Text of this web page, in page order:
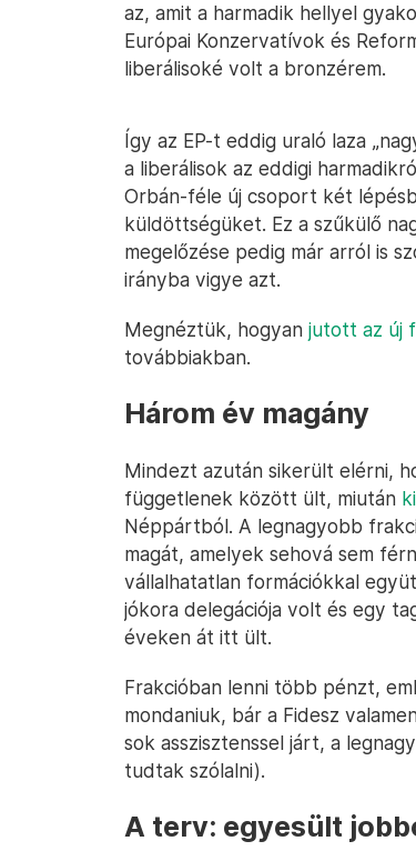
az, amit a harmadik hellyel
Európai Konzervatívok és
liberálisoké volt a bronzérem.
Így az EP-t eddig uraló laza
a liberálisok az eddigi
Orbán-féle új csoport két
küldöttségüket. Ez a szűkülő
megelőzése pedig már arról is
irányba vigye azt.
Megnéztük, hogyan jutott az új
továbbiakban.
Három év magány
Mindezt azután sikerült elérni,
függetlenek között ült, miután
Néppártból. A legnagyobb
magát, amelyek sehová sem
vállalhatatlan formációkkal
jókora delegációja volt és egy
éveken át itt ült.
Frakcióban lenni több pénzt,
mondaniuk, bár a Fidesz
sok asszisztenssel járt, a
tudtak szólalni).
A terv: egyesült